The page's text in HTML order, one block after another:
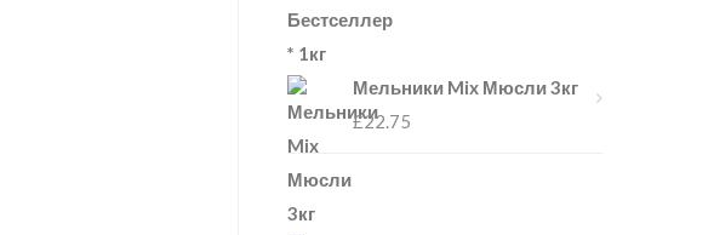
Мельники Mix Мюсли 3кг
£22.75